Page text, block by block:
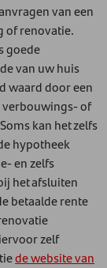
van een
of renovatie.
goede
van uw huis
waard door een
verbouwings- of
kan het zelfs
hypotheek
en zelfs
het afsluiten
betaalde rente
zelf
de website van